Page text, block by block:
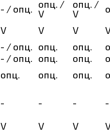
- / опц. опц. /
V
опц. /
V
V V V
- / опц. опц. опц.
- / опц. опц. опц.
опц. опц. опц.
- - -
-
V V V